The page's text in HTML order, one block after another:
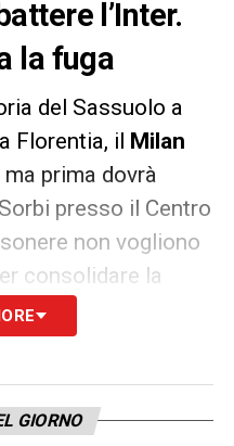
l’Inter.
la fuga
del Sassuolo a
Florentia, il
Milan
prima dovrà
presso il Centro
non vogliono
consolidare la
la qualificazione
League e tenere a
sei giornate al
GIORNO